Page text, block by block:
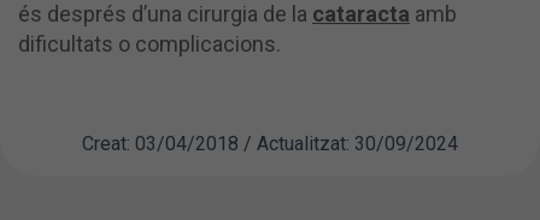
és després d’una cirurgia de la cataracta amb
dificultats o complicacions.
Creat: 03/04/2018 / Actualitzat: 30/09/2024